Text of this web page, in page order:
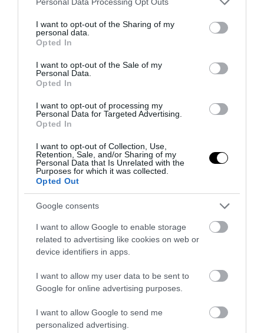
not limited to your visit or usage behaviour. You may click to
grant or deny consent to Google and its third-party tags to
use your data for below specified purposes in below Google
consent section.
I want to opt-out of the Sharing of my
personal data.
Opted In
I want to opt-out of the Sale of my
Personal Data.
Opted In
I want to opt-out of processing my
Personal Data for Targeted Advertising.
Opted In
I want to opt-out of Collection, Use,
Retention, Sale, and/or Sharing of my
Personal Data that Is Unrelated with the
Purposes for which it was collected.
Opted Out
Google consents
I want to allow Google to enable storage
related to advertising like cookies on web or
device identifiers in apps.
I want to allow my user data to be sent to
Google for online advertising purposes.
I want to allow Google to send me
personalized advertising.
Δείτε ποιες είναι οι πιθανές αιτίες
που χειροτερεύει το βράδυ ο βήχας –
Πώς να τον αντιμετωπίσετε
04.10.2025 | 22:00